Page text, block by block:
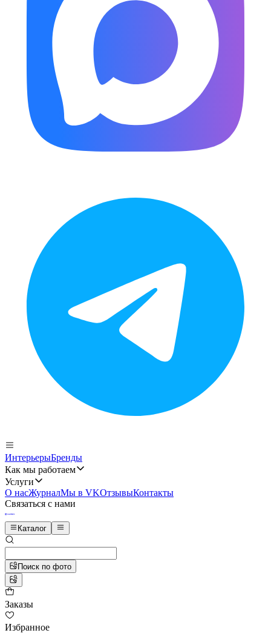
ИнтерьерыБренды
Как мы работаем
Услуги
О насЖурналМы в VKОтзывыКонтакты
Связаться с нами
Каталог
Поиск по фото
Заказы
Избранное